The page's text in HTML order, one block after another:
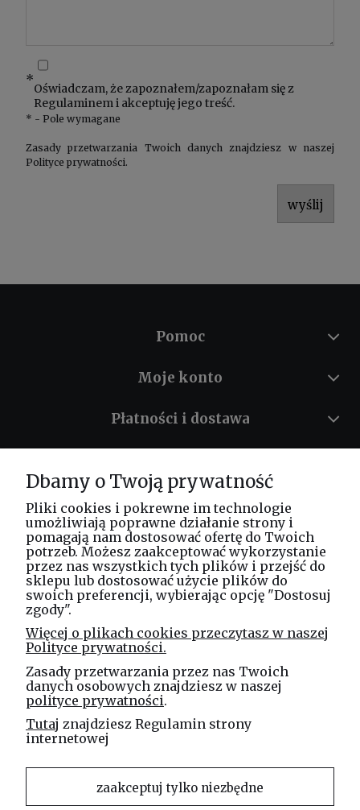
*
Oświadczam, że zapoznałem/zapoznałam się z
Regulaminem i akceptuję jego treść.
* - Pole wymagane
Zasady przetwarzania Twoich danych znajdziesz w naszej
Polityce prywatności.
wyślij
Pomoc
Moje konto
Płatności i dostawa
O nas
Masz pytania? Zadzwoń!
tel. kom. 730 994 188
Spółka Jawna
ul. Technologiczna 44
35-213 Rzeszów
e-mail
sklep@elinea.com.pl
Dbamy o Twoją prywatność
Pliki cookies i pokrewne im technologie
umożliwiają poprawne działanie strony i
pomagają nam dostosować ofertę do Twoich
potrzeb. Możesz zaakceptować wykorzystanie
przez nas wszystkich tych plików i przejść do
sklepu lub dostosować użycie plików do
swoich preferencji, wybierając opcję "Dostosuj
zgody".
Więcej o plikach cookies przeczytasz w naszej
Polityce prywatności.
Zasady przetwarzania przez nas Twoich
danych osobowych znajdziesz w naszej
polityce prywatności.
Tutaj znajdziesz Regulamin strony
internetowej
zaakceptuj tylko niezbędne